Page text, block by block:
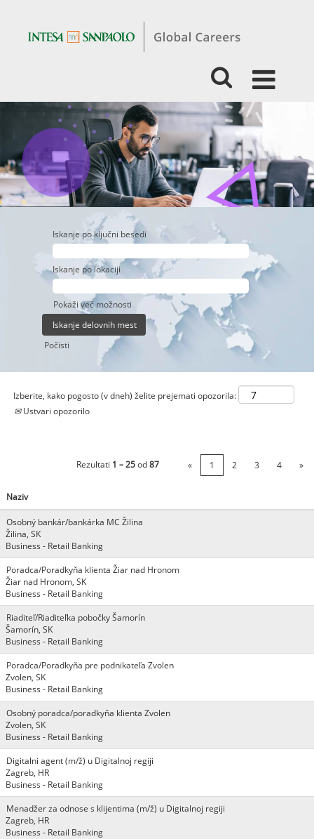
IZKUŠENOST
PRODAJA
POSLOVANJE
ZA
FIZIČNE
OSEBE
IN
GOSPODARSTVOIskanje po ključni besedi
Iskanje po lokaciji
Pokaži več možnosti
Počisti
Izberite, kako pogosto (v dneh) želite prejemati opozorila:
Ustvari opozorilo
Rezultati 1 – 25od87 « 1 2 3 4 »
Naziv
Osobný bankár/bankárka MC Žilina
Žilina, SK
Business - Retail Banking
Poradca/Poradkyňa klienta Žiar nad Hronom
Žiar nad Hronom, SK
Business - Retail Banking
Riaditeľ/Riaditeľka pobočky Šamorín
Šamorín, SK
Business - Retail Banking
Poradca/Poradkyňa pre podnikateľa Zvolen
Zvolen, SK
Business - Retail Banking
Osobný poradca/poradkyňa klienta Zvolen
Zvolen, SK
Business - Retail Banking
Digitalni agent (m/ž) u Digitalnoj regiji
Zagreb, HR
Business - Retail Banking
Menadžer za odnose s klijentima (m/ž) u Digitalnoj regiji
Zagreb, HR
Business - Retail Banking